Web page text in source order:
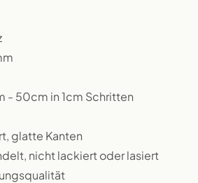
- 50cm in 1cm Schritten
glatte Kanten
nicht lackiert oder lasiert